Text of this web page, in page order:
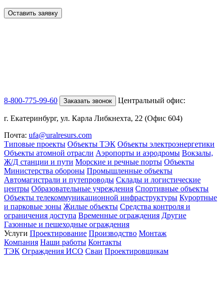
Оставить заявку
8-800-775-99-60 Заказать звонок Центральный офис:
г. Екатеринбург, ул. Карла Либкнехта, 22 (Офис 604)
Почта: ufa@uralresurs.com
Типовые проекты Объекты ТЭК Объекты электроэнергетики
Объекты атомной отрасли Аэропорты и аэродромы Вокзалы,
Ж/Д станции и пути Морские и речные порты Объекты
Министерства обороны Промышленные объекты
Автомагистрали и путепроводы Склады и логистические
центры Образовательные учреждения Спортивные объекты
Объекты телекоммуникационной инфраструктуры Курортные
и парковые зоны Жилые объекты Средства контроля и
ограничения доступа Временные ограждения Другие
Газонные и пешеходные ограждения
Услуги Проектирование Производство Монтаж
Компания Наши работы Контакты
ТЭК Ограждения ИСО Сваи Проектировщикам